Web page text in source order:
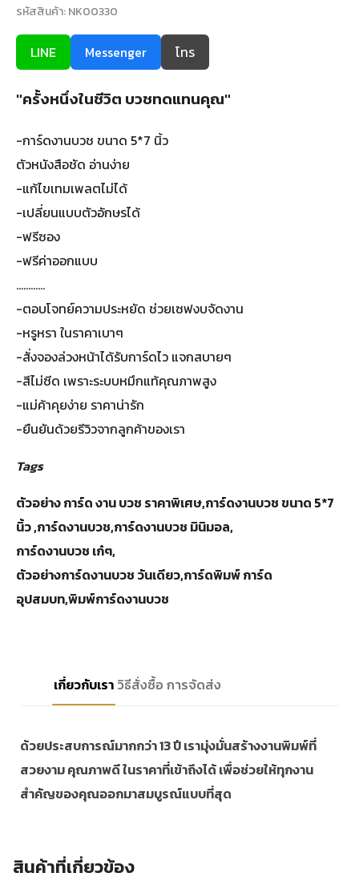
บทความ
รหัสสินค้า: NK00330
LINE Messenger โทร
"ครั้งหนึ่งในชีวิต บวชทดแทนคุณ"
-การ์ดงานบวช ขนาด 5*7 นิ้ว
ตัวหนังสือชัด อ่านง่าย
-แก้ไขเทมเพลตไม่ได้
-เปลี่ยนแบบตัวอักษรได้
-ฟรีซอง
-ฟรีค่าออกแบบ
............
-ตอบโจทย์ความประหยัด ช่วยเซฟงบจัดงาน
-หรูหรา ในราคาเบาๆ
-สั่งจองล่วงหน้าได้รับการ์ดไว แจกสบายๆ
-สีไม่ซีด เพราะระบบหมึกแท้คุณภาพสูง
-แม่ค้าคุยง่าย ราคาน่ารัก
-ยืนยันด้วยรีวิวจากลูกค้าของเรา
Tags
ตัวอย่าง การ์ด งาน บวช ราคาพิเศษ,การ์ดงานบวช ขนาด 5*7
นิ้ว ,การ์ดงานบวช,การ์ดงานบวช มินิมอล,
การ์ดงานบวช เก๋ๆ,
ตัวอย่างการ์ดงานบวช วันเดียว,การ์ดพิมพ์ การ์ด
อุปสมบท,พิมพ์การ์ดงานบวช
เกี่ยวกับเรา วิธีสั่งซื้อ การจัดส่ง
ด้วยประสบการณ์มากกว่า 13 ปี เรามุ่งมั่นสร้างงานพิมพ์ที่
สวยงาม คุณภาพดี ในราคาที่เข้าถึงได้ เพื่อช่วยให้ทุกงาน
สำคัญของคุณออกมาสมบูรณ์แบบที่สุด
สินค้าที่เกี่ยวข้อง